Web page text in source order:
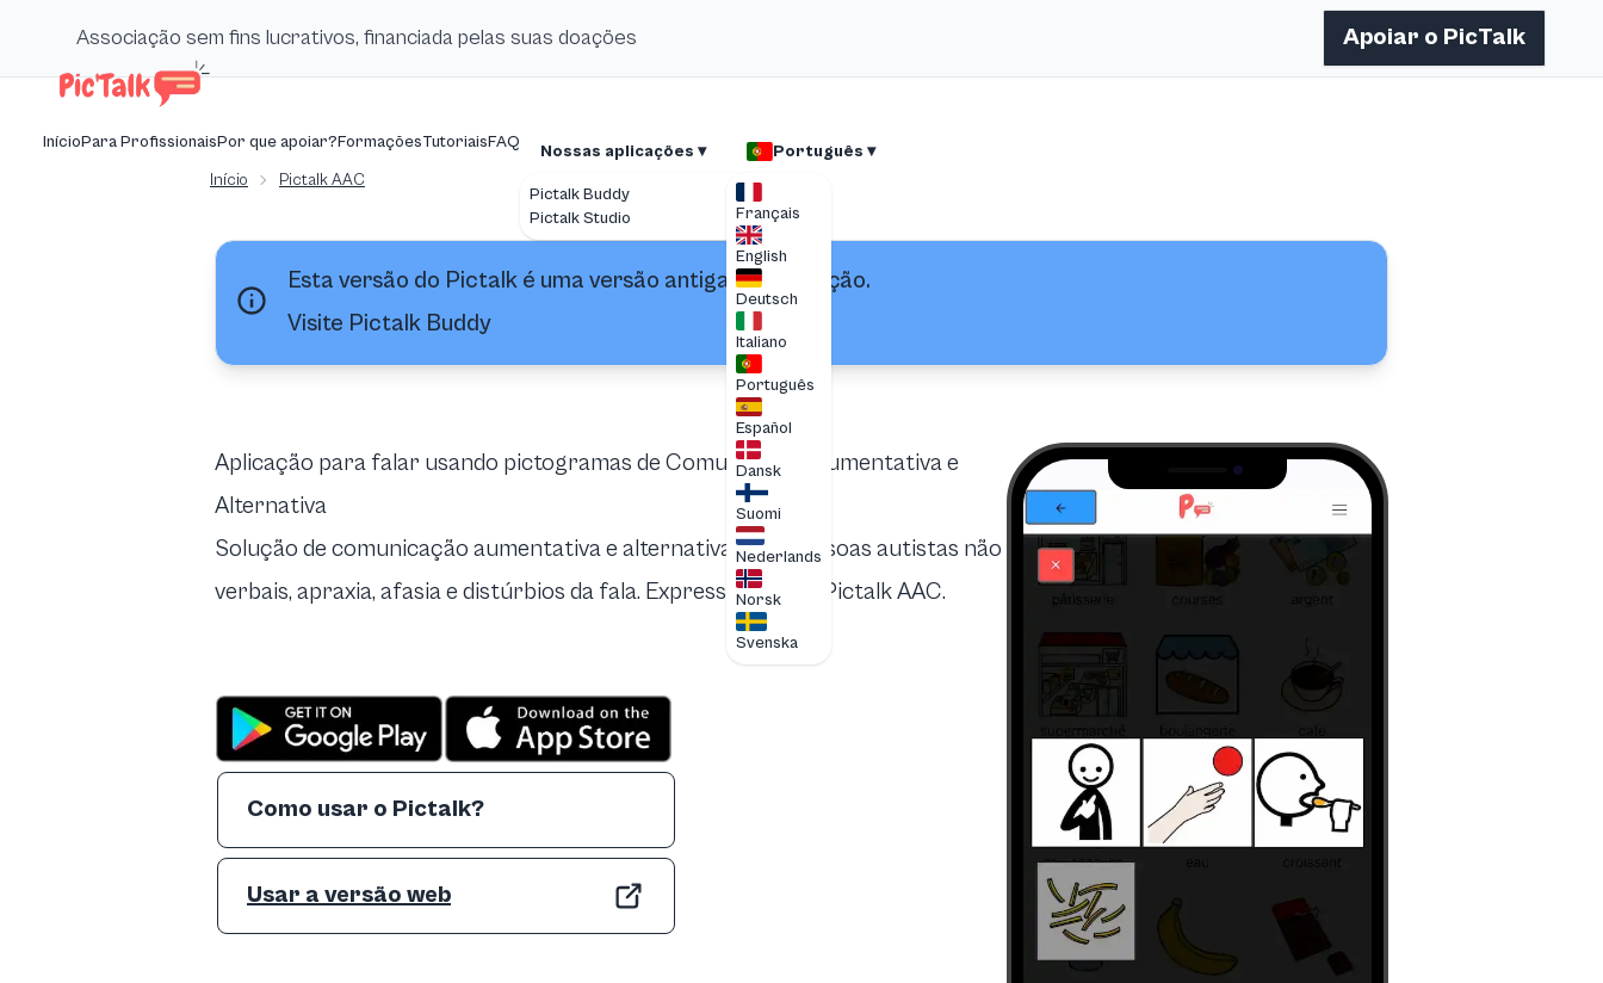
Associação sem fins lucrativos, financiada pelas suas doações Apoiar o PicTalk
InícioPara ProfissionaisPor que apoiar?FormaçõesTutoriaisFAQ Nossas aplicações ▾
Pictalk Buddy
Pictalk Studio
Português ▾
Français
English
Deutsch
Italiano
Português
Español
Dansk
Suomi
Nederlands
Norsk
Svenska
Início Pictalk AAC
Esta versão do Pictalk é uma versão antiga da aplicação.
Visite Pictalk Buddy
Aplicação para falar usando pictogramas de Comunicação Aumentativa e
Alternativa
Solução de comunicação aumentativa e alternativa para pessoas autistas não
verbais, apraxia, afasia e distúrbios da fala. Expresse-se com Pictalk AAC.
Como usar o Pictalk?
Usar a versão web